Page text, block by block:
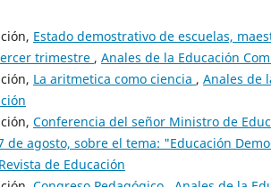
Estado demostrativo de escuelas,
trimestre , Anales de la Educación
La aritmetica como ciencia , Anales de
Conferencia del señor Ministro de
de agosto, sobre el tema: "Educación
de Educación